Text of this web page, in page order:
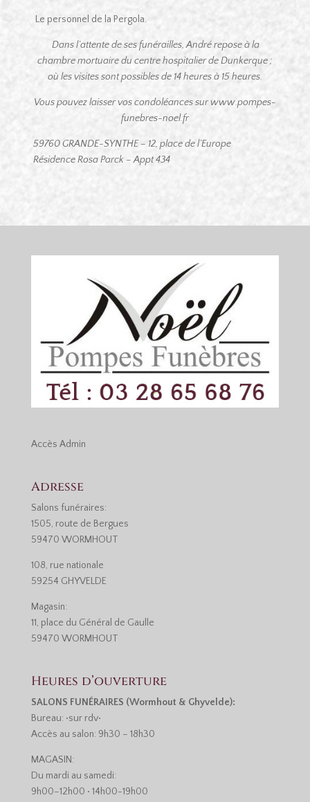
Le personnel de la Pergola.
Dans l’attente de ses funérailles, André repose à la
chambre mortuaire du centre hospitalier de Dunkerque ;
où les visites sont possibles de 14 heures à 15 heures.
Vous pouvez laisser vos condoléances sur www.pompes-
funebres-noel.fr
59760 GRANDE-SYNTHE – 12, place de l’Europe
Résidence Rosa Parck – Appt 434
Accès Admin
Adresse
Salons funéraires:
1505, route de Bergues
59470 WORMHOUT
108, rue nationale
59254 GHYVELDE
Magasin:
11, place du Général de Gaulle
59470 WORMHOUT
Heures d’ouverture
SALONS FUNÉRAIRES (Wormhout & Ghyvelde):
Bureau: •sur rdv•
Accès au salon: 9h30 – 18h30
MAGASIN:
Du mardi au samedi:
9h00–12h00 • 14h00-19h00